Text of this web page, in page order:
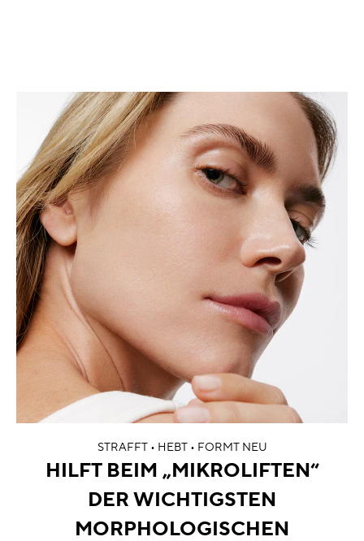
STRAFFT • HEBT • FORMT NEU
HILFT BEIM „MIKROLIFTEN“
DER WICHTIGSTEN
MORPHOLOGISCHEN